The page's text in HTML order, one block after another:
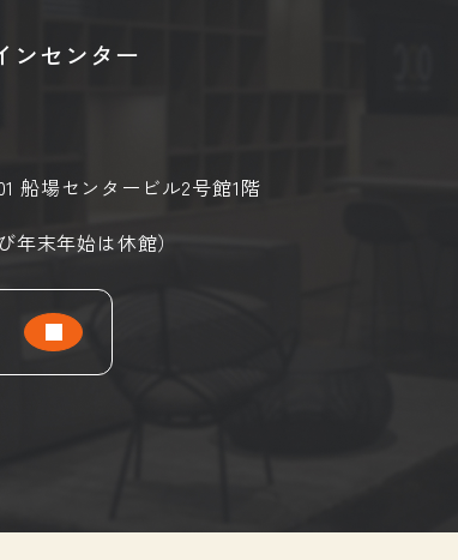
ンセンター
船場センタービル2号館1階
年末年始は休館）